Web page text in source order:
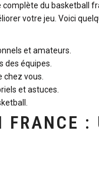
du basketball
votre jeu. Voici
et amateurs.
équipes.
vous.
et astuces.
FRANCE :